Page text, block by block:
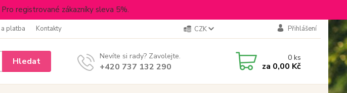
registrované zákazníky sleva 5%.
platba Kontakty CZK Přihlášení
Hledat Nevíte si rady? Zavolejte.
+420 737 132 290
0ks
za 0,00 Kč